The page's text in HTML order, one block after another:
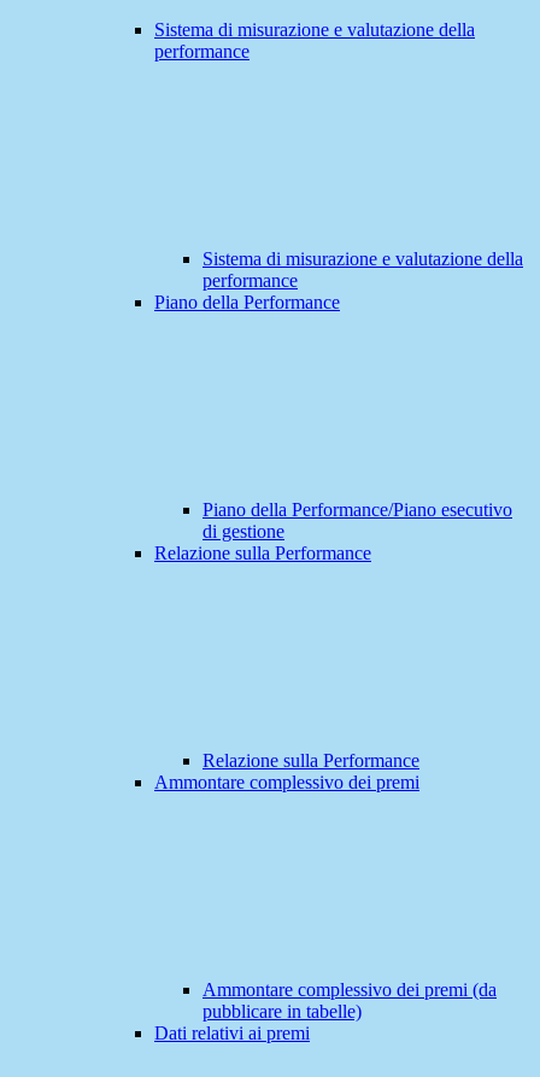
Sistema di misurazione e valutazione della
performance
Sistema di misurazione e valutazione della
performance
Piano della Performance
Piano della Performance/Piano esecutivo
di gestione
Relazione sulla Performance
Relazione sulla Performance
Ammontare complessivo dei premi
Ammontare complessivo dei premi (da
pubblicare in tabelle)
Dati relativi ai premi